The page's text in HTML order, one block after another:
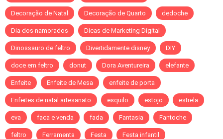
Decoração de Natal Decoração de Quarto dedoche
Dia dos namorados Dicas de Marketing Digital
Dinossauro de feltro Divertidamente disney DIY
doce em feltro donut Dora Aventureira elefante
Enfeite Enfeite de Mesa enfeite de porta
Enfeites de natal artesanato esquilo estojo estrela
eva faca e venda fada Fantasia Fantoche
feltro Ferramenta Festa Festa infantil